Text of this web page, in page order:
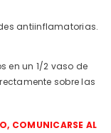
antiinflamatorias.
en un 1/2 vaso de
sobre las
COMUNICARSE AL